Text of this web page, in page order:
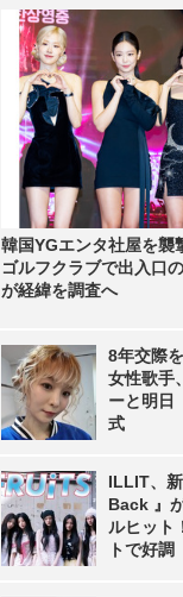
韓国YGエンタ社屋を
ゴルフクラブで出入口
が経緯を調査へ
8年交際
女性歌手
ーと明日
式
ILLIT、
Back 』
ルヒット
トで好調